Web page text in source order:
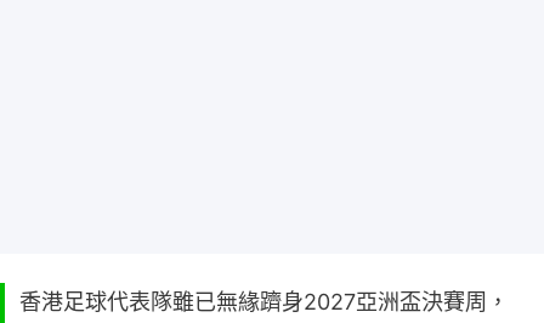
香港足球代表隊雖已無緣躋身2027亞洲盃決賽周，